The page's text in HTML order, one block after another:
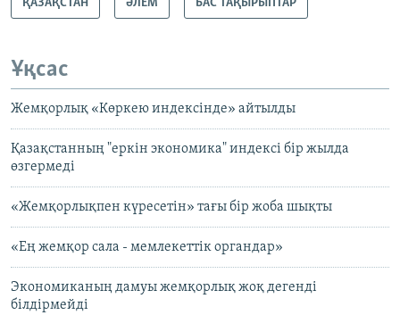
ҚАЗАҚСТАН ӘЛЕМ БАС ТАҚЫРЫПТАР
Ұқсас
Жемқорлық «Көркею индексінде» айтылды
Қазақстанның "еркін экономика" индексі бір жылда
өзгермеді
«Жемқорлықпен күресетін» тағы бір жоба шықты
«Ең жемқор сала - мемлекеттік органдар»
Экономиканың дамуы жемқорлық жоқ дегенді
білдірмейді